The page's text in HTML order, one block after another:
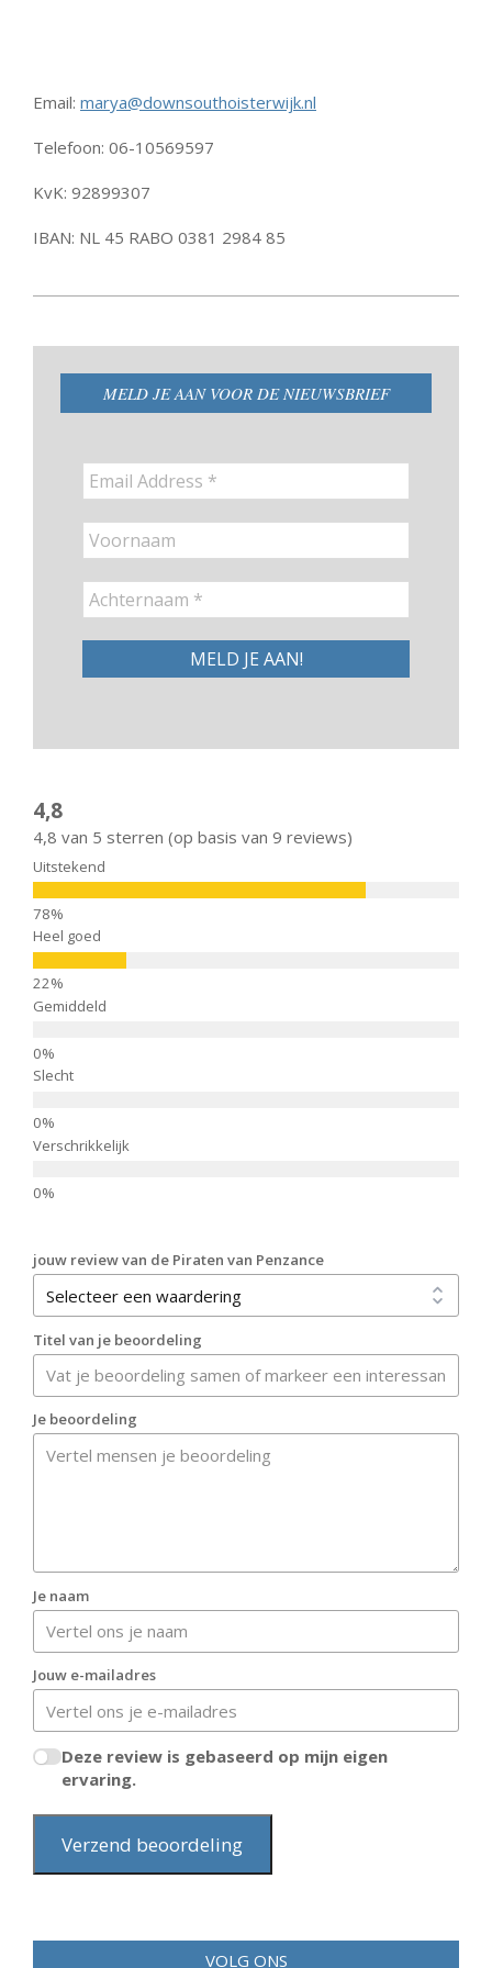
Email: marya@downsouthoisterwijk.nl
Telefoon: 06-10569597
KvK: 92899307
IBAN: NL 45 RABO 0381 2984 85
MELD JE AAN VOOR DE NIEUWSBRIEF
4,8
4,8 van 5 sterren (op basis van 9 reviews)
Uitstekend
Heel goed
Gemiddeld
Slecht
Verschrikkelijk
jouw review van de Piraten van Penzance
Titel van je beoordeling
Je beoordeling
Je naam
Jouw e-mailadres
Deze review is gebaseerd op mijn eigen
ervaring.
Verzend beoordeling
VOLG ONS